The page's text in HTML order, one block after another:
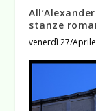
stanze
venerdì 27/